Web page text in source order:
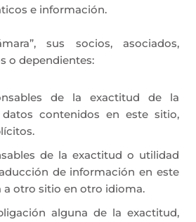
e información.
sus socios, asociados,
o dependientes:
de la exactitud de la
contenidos en este sitio,
de la exactitud o utilidad
de información en este
a otro sitio en otro idioma.
alguna de la exactitud,